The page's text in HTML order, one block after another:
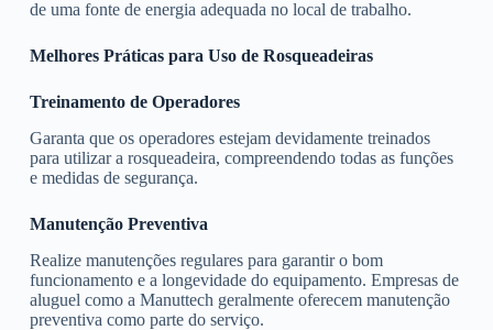
de uma fonte de energia adequada no local de trabalho.
Melhores Práticas para Uso de Rosqueadeiras
Treinamento de Operadores
Garanta que os operadores estejam devidamente treinados
para utilizar a rosqueadeira, compreendendo todas as funções
e medidas de segurança.
Manutenção Preventiva
Realize manutenções regulares para garantir o bom
funcionamento e a longevidade do equipamento. Empresas de
aluguel como a Manuttech geralmente oferecem manutenção
preventiva como parte do serviço.